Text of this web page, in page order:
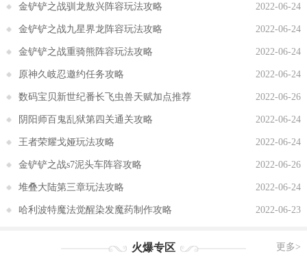
2022-06-24
金铲铲之战驯龙敖兴阵容玩法攻略
2022-06-24
金铲铲之战九星界龙阵容玩法攻略
2022-06-24
金铲铲之战重骑熊阵容玩法攻略
2022-06-24
原神久岐忍邀约任务攻略
2022-06-26
数码宝贝新世纪番长飞虫兽天赋加点推荐
2022-06-24
阴阳师百鬼乱狱第四关通关攻略
2022-06-24
王者荣耀戈娅玩法攻略
2022-06-26
金铲铲之战s7泥头车阵容攻略
2022-06-24
堆叠大陆第三章玩法攻略
2022-06-23
哈利波特魔法觉醒染发魔药制作攻略
更多>
火爆专区